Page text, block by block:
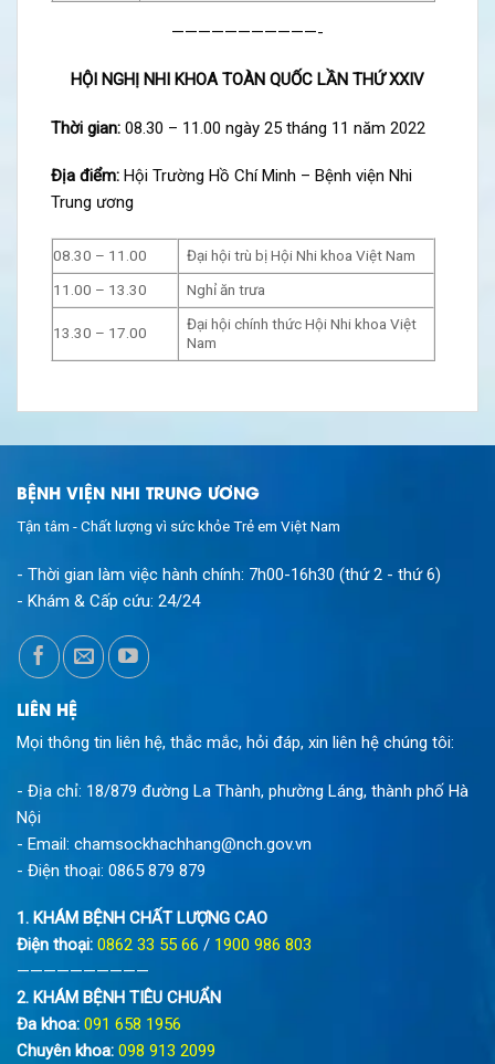
———————————-
HỘI NGHỊ NHI KHOA TOÀN QUỐC LẦN THỨ XXIV
Thời gian: 08.30 – 11.00 ngày 25 tháng 11 năm 2022
Địa điểm: Hội Trường Hồ Chí Minh – Bệnh viện Nhi
Trung ương
08.30 – 11.00
Đại hội trù bị Hội Nhi khoa Việt Nam
11.00 – 13.30
Nghỉ ăn trưa
13.30 – 17.00
Đại hội chính thức Hội Nhi khoa Việt
Nam
BỆNH VIỆN NHI TRUNG ƯƠNG
Tận tâm - Chất lượng vì sức khỏe Trẻ em Việt Nam
- Thời gian làm việc hành chính: 7h00-16h30 (thứ 2 - thứ 6)
- Khám & Cấp cứu: 24/24
LIÊN HỆ
Mọi thông tin liên hệ, thắc mắc, hỏi đáp, xin liên hệ chúng tôi:
- Địa chỉ: 18/879 đường La Thành, phường Láng, thành phố Hà
Nội
- Email: chamsockhachhang@nch.gov.vn
- Điện thoại: 0865 879 879
1. KHÁM BỆNH CHẤT LƯỢNG CAO
Điện thoại: 0862 33 55 66 / 1900 986 803
——————————
2. KHÁM BỆNH TIÊU CHUẨN
Đa khoa: 091 658 1956
Chuyên khoa: 098 913 2099